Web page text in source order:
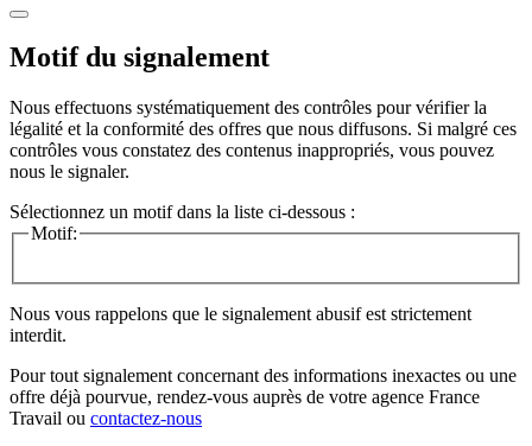
Motif du signalement
Nous effectuons systématiquement des contrôles pour vérifier la
légalité et la conformité des offres que nous diffusons. Si malgré ces
contrôles vous constatez des contenus inappropriés, vous pouvez
nous le signaler.
Sélectionnez un motif dans la liste ci-dessous :
Motif:
Nous vous rappelons que le signalement abusif est strictement
interdit.
Pour tout signalement concernant des informations inexactes ou une
offre déjà pourvue, rendez-vous auprès de votre agence France
Travail ou contactez-nous